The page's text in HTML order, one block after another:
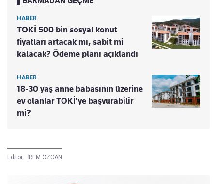
HABER
TOKİ 500 bin sosyal konut
fiyatları artacak mı, sabit mi
kalacak? Ödeme planı açıklandı
HABER
18-30 yaş anne babasının üzerine
ev olanlar TOKİ'ye başvurabilir
mi?
Editör : İREM ÖZCAN